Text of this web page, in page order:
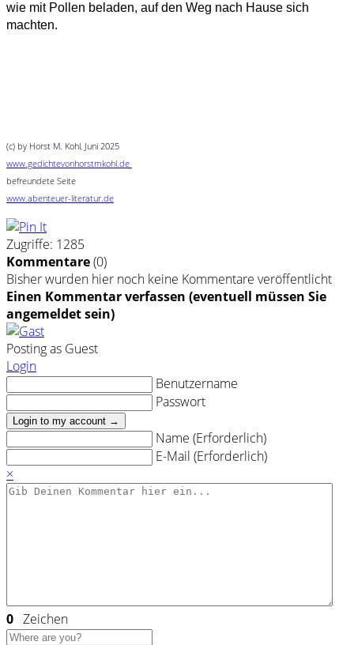
wie mit Pollen beladen, auf den Weg nach Hause sich
machten.
(c) by Horst M. Kohl, Juni 2025
www.gedichtevonhorstmkohl.de
befreundete Seite
www.abenteuer-literatur.de
Zugriffe: 1285
Kommentare(0)
Bisher wurden hier noch keine Kommentare veröffentlicht
Einen Kommentar verfassen (eventuell müssen Sie
angemeldet sein)
Posting as Guest
Login
Benutzername
Passwort
Login to my account →
Name (Erforderlich)
E-Mail (Erforderlich)
×
0 Zeichen